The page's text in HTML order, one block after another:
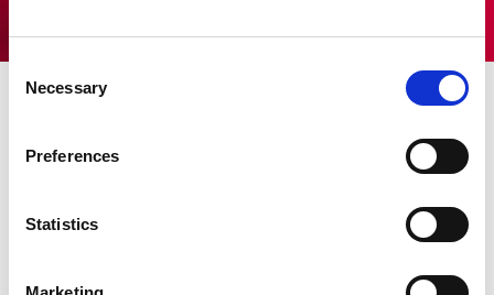
Consent
Selection
Necessary
Preferences
Statistics
KAZIKLARA EŞIT SATIŞ
Amada SA tarafından kurulan 23.000'den fazla ürünle filonun
eğitimli bir işgücü ve bol miktarda alet ve yedek parça stoğu